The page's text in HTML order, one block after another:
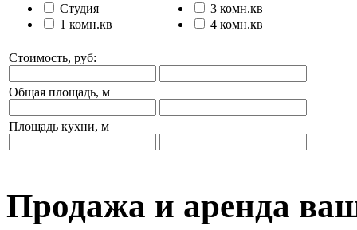
Студия
1 комн.кв
3 комн.кв
4 комн.кв
Стоимость, руб:
Общая площадь, м
Площадь кухни, м
Продажа и аренда